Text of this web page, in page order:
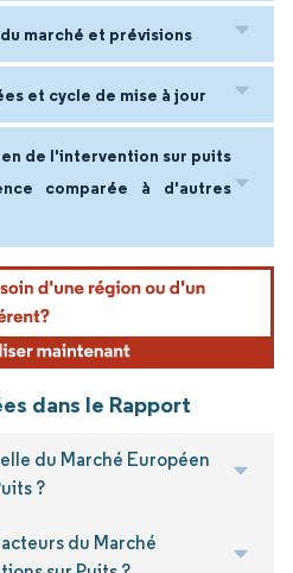
marché et prévisions
et cycle de mise à jour
de l'intervention sur puits
comparée à d'autres
dans le Rapport
du Marché Européen
?
du Marché